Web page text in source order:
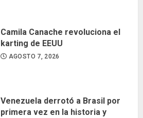
Camila Canache revoluciona el
karting de EEUU
AGOSTO 7, 2026
Venezuela derrotó a Brasil por
primera vez en la historia y